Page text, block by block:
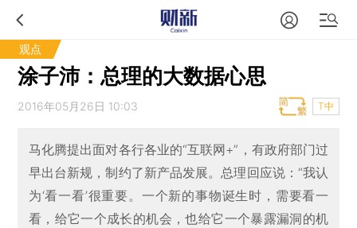
观点
涂子沛：总理的大数据心思
2016年05月26日 10:03 T中
马化腾提出面对各行各业的“互联网+”，有政府部门过
早出台新规，制约了新产品发展。总理回应说：“我认
为‘看一看’很重要。一个新的事物诞生时，需要看一
看，给它一个成长的机会，也给它一个暴露漏洞的机